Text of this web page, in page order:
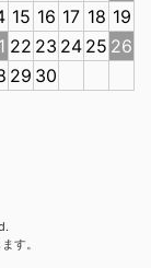
15 16 17 18 19
22 23 24 25 26
29 30
す。